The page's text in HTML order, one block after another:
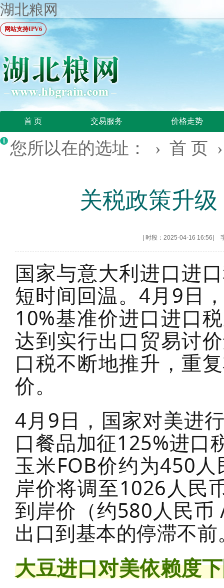
湖北粮网
网站支持IPV6
首 页 交易服务 价格走势
您所以在的选址： › 首 页
关税政策升
时段：2025-04-16 16:56
国家与意大利进口进
短时间回温。4月9日
10%基准价进口进口
达到实行出口贸易讨
口税不断地推升，重
价。
4月9日，国家对美进
口餐品加征125%进口
玉米FOB价约为450
岸价将调至1026人民
到岸价（约580人民
出口到基本的停滞不前
大豆进口对美依赖度